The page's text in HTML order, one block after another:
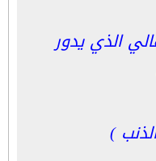
الذي يدور
)